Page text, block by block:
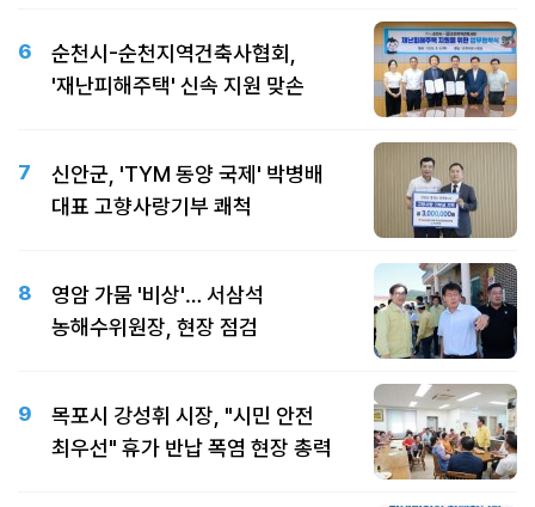
6
순천시-순천지역건축사협회,
'재난피해주택' 신속 지원 맞손
7
신안군, 'TYM 동양 국제' 박병배
대표 고향사랑기부 쾌척
8
영암 가뭄 '비상'… 서삼석
농해수위원장, 현장 점검
9
목포시 강성휘 시장, "시민 안전
최우선" 휴가 반납 폭염 현장 총력